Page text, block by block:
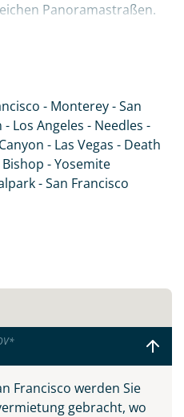
Panoramastraßen.
Hollywood-Sign. Mit
perfekten Mix aus den
und Las Vegas,
Weiten des Westens
Canyon, Yosemite und
Sie noch? „Let’s go
man in San Francisco
ehemaligen
Spuren der Hippie-
in Beverly Hills oder
Reichen die Klinke in die
Spielcasinos in
Strip gerne mal alles
- Monterey - San
- Los Angeles - Needles -
- Las Vegas - Death
Bishop - Yosemite
- San Francisco
*
Francisco werden Sie
gebracht, wo